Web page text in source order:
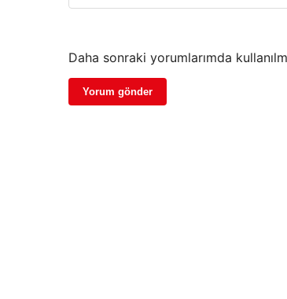
Daha sonraki yorumlarımda